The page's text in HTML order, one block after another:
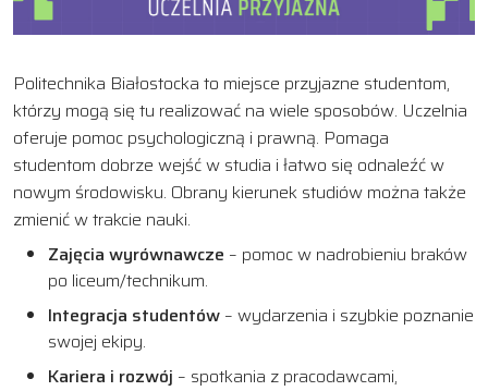
Politechnika Białostocka to miejsce przyjazne studentom,
którzy mogą się tu realizować na wiele sposobów. Uczelnia
oferuje pomoc psychologiczną i prawną. Pomaga
studentom dobrze wejść w studia i łatwo się odnaleźć w
nowym środowisku. Obrany kierunek studiów można także
zmienić w trakcie nauki.
Zajęcia wyrównawcze – pomoc w nadrobieniu braków
po liceum/technikum.
Integracja studentów – wydarzenia i szybkie poznanie
swojej ekipy.
Kariera i rozwój – spotkania z pracodawcami,